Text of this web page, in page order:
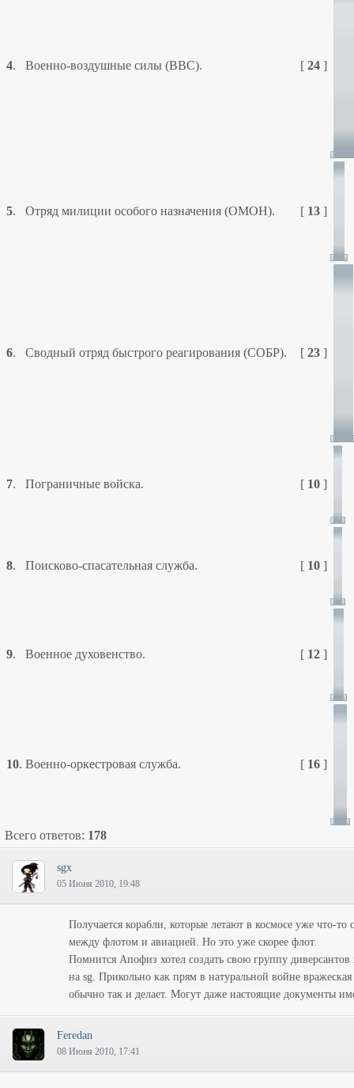
4. Военно-воздушные силы (ВВС). [ 24 ]
5. Отряд милиции особого назначения (ОМОН). [ 13 ]
6. Сводный отряд быстрого реагирования (СОБР). [ 23 ]
7. Пограничные войска. [ 10 ]
8. Поисково-спасательная служба. [ 10 ]
9. Военное духовенство. [ 12 ]
10. Военно-оркестровая служба. [ 16 ]
Всего ответов: 178
sgx
05 Июня 2010, 19:48
Получается корабли, которые летают в космосе уже что-то
между флотом и авиацией. Но это уже скорее флот.
Помнится Апофиз хотел создать свою группу
на sg. Прикольно как прям в натуральной войне вражеская
обычно так и делает. Могут даже настоящие документы
Feredan
08 Июня 2010, 17:41